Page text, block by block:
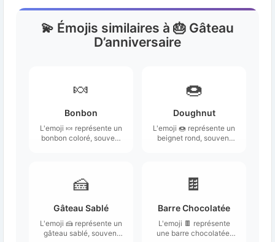
💫 Émojis similaires à 🎂 Gâteau
D’anniversaire
🍬
Bonbon
L'emoji 🍬 représente un
bonbon coloré, souvent
🍩
Doughnut
L'emoji 🍩 représente un
beignet rond, souvent
fruits.
🍰
Gâteau Sablé
L'emoji 🍰 représente un
gâteau sablé, souvent
🍫
Barre Chocolatée
L'emoji 🍫 représente
une barre chocolatée,